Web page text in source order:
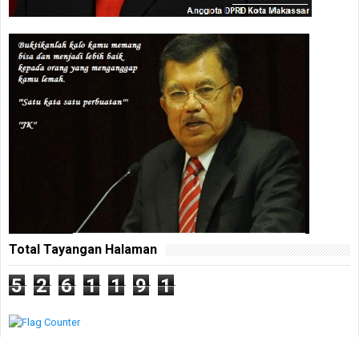
Total Tayangan Halaman
5 2 6 1 1 9 1